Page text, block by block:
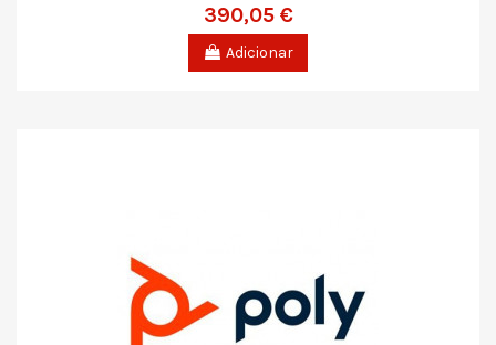
390,05 €
Adicionar